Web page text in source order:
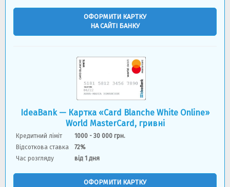
ОФОРМИТИ КАРТКУ
НА САЙТІ БАНКУ
IdeaBank — Картка «Card Blanche White Online»
World MasterCard, гривнi
Кредитний ліміт
1000 - 30 000 грн.
Відсоткова ставка
72%
Час розгляду
вiд 1 дня
ОФОРМИТИ КАРТКУ